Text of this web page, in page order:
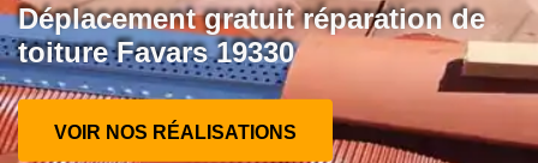
Déplacement gratuit réparation de
toiture Favars 19330
VOIR NOS RÉALISATIONS